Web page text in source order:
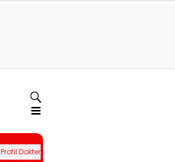
Profil Dokter